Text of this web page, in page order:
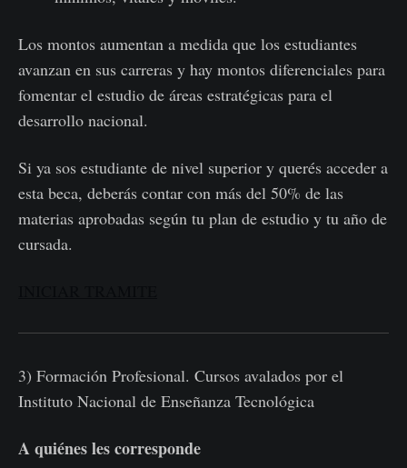
Los montos aumentan a medida que los estudiantes
avanzan en sus carreras y hay montos diferenciales para
fomentar el estudio de áreas estratégicas para el
desarrollo nacional.
Si ya sos estudiante de nivel superior y querés acceder a
esta beca, deberás contar con más del 50% de las
materias aprobadas según tu plan de estudio y tu año de
cursada.
3) Formación Profesional. Cursos avalados por el
Instituto Nacional de Enseñanza Tecnológica
A quiénes les corresponde